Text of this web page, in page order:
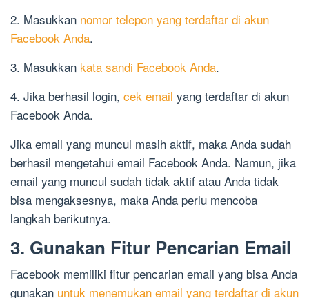
2. Masukkan nomor telepon yang terdaftar di akun
Facebook Anda.
3. Masukkan kata sandi Facebook Anda.
4. Jika berhasil login, cek email yang terdaftar di akun
Facebook Anda.
Jika email yang muncul masih aktif, maka Anda sudah
berhasil mengetahui email Facebook Anda. Namun, jika
email yang muncul sudah tidak aktif atau Anda tidak
bisa mengaksesnya, maka Anda perlu mencoba
langkah berikutnya.
3. Gunakan Fitur Pencarian Email
Facebook memiliki fitur pencarian email yang bisa Anda
gunakan untuk menemukan email yang terdaftar di akun